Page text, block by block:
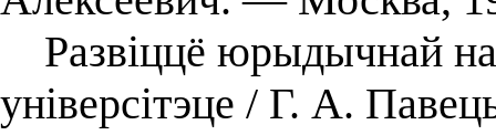
Развіццё юрыдычнай
універсітэце / Г. А.